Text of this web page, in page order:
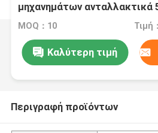
μηχανημάτων ανταλλακτικά
Τυφλώματα για φορτιστή
MOQ：10 Τιμή
Καλύτερη τιμή
Περιγραφή προϊόντων